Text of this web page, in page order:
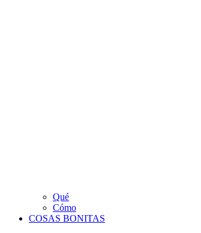
Qué
Cómo
COSAS BONITAS